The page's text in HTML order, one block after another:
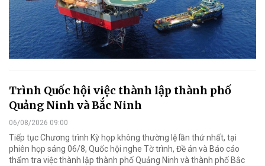
Trình Quốc hội việc thành lập thành phố
Quảng Ninh và Bắc Ninh
06/08/2026 09:00
Tiếp tục Chương trình Kỳ họp không thường lệ lần thứ nhất, tại
phiên họp sáng 06/8, Quốc hội nghe Tờ trình, Đề án và Báo cáo
thẩm tra việc thành lập thành phố Quảng Ninh và thành phố Bắc